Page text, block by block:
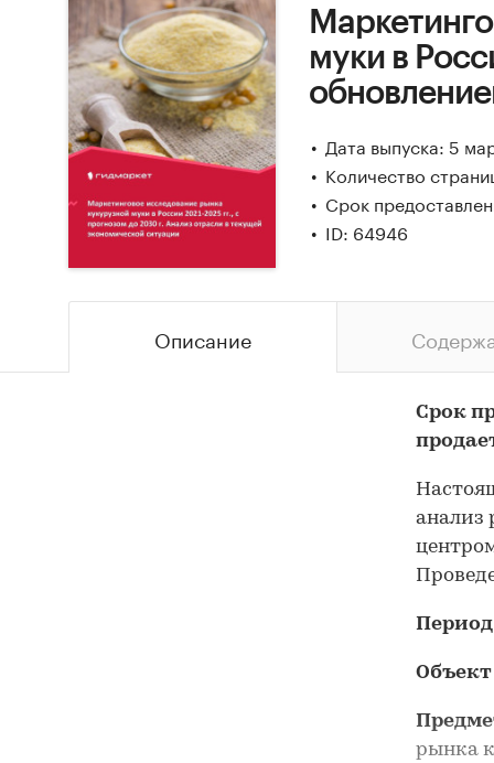
муки в
Дата выпуска: 5
Количество
Срок
ID: 64946
Описание
Срок
анализ
Объект
рынка